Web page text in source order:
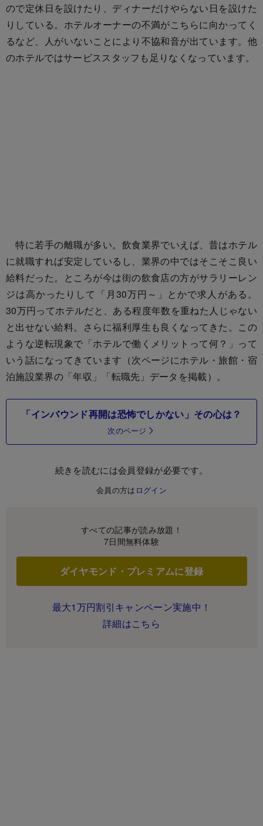
ので定休日を設けたり、ディナーだけやらない日を設けた
りしている。ホテルオーナーの不満がこちらに向かってく
るなど、人がいないことにより不協和音が出ています。他
のホテルではサービススタッフも足りなくなっています。
特に若手の離職が多い。飲食業界でいえば、昔はホテル
に就職すれば安定しているし、業界の中ではそこそこ良い
給料だった。ところが今は街の飲食店の方がサラリーレン
ジは高かったりして「月30万円～」とかで求人がある。
30万円ってホテルだと、ある程度年数を重ねた人じゃない
と出せない給料。さらに福利厚生も良くなってきた。この
ような逆転現象で「ホテルで働くメリットって何？」って
いう話になってきています（次ページにホテル・旅館・宿
泊施設業界の「年収」「転職先」データを掲載）。
「インバウンド再開は恐怖でしかない」その心は？
次のページ
続きを読むには会員登録が必要です。
会員の方は ログイン
すべての記事が読み放題！
7日間無料体験
ダイヤモンド・プレミアムに登録
最大1万円割引キャンペーン実施中！
詳細はこちら